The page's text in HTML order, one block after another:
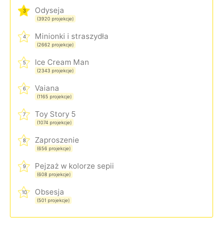
3 Odyseja
(3920 projekcje)
4 Minionki i straszydła
(2662 projekcje)
5 Ice Cream Man
(2343 projekcje)
6 Vaiana
(1165 projekcje)
7 Toy Story 5
(1074 projekcje)
8 Zaproszenie
(656 projekcje)
9 Pejzaż w kolorze sepii
(608 projekcje)
10 Obsesja
(501 projekcje)